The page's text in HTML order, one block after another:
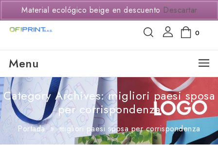
(+57) 3114294650
0
Menu
Category Archives: migliori paesi sposa
per corrispondenza
Portada » migliori paesi sposa per corrispondenza
Material ecológico beige en descuento Descartar